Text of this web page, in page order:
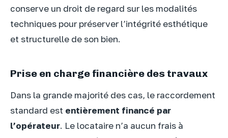
conserve un droit de regard sur les modalités
techniques pour préserver l’intégrité esthétique
et structurelle de son bien.
Prise en charge financière des travaux
Dans la grande majorité des cas, le raccordement
standard est entièrement financé par
l’opérateur. Le locataire n’a aucun frais à